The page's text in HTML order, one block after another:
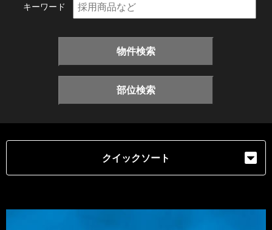
キーワード
物件検索
部位検索
クイックソート